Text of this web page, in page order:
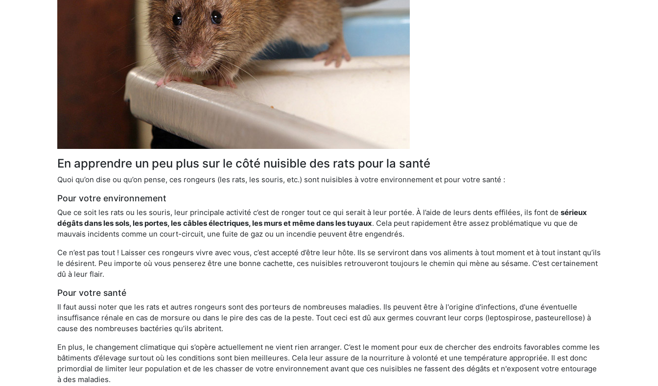
En apprendre un peu plus sur le côté nuisible des rats pour la santé
Quoi qu’on dise ou qu’on pense, ces rongeurs (les rats, les souris, etc.) sont nuisibles à votre environnement et pour votre santé :
Pour votre environnement
Que ce soit les rats ou les souris, leur principale activité c’est de ronger tout ce qui serait à leur portée. À l’aide de leurs dents effilées, ils font de sérieux
dégâts dans les sols, les portes, les câbles électriques, les murs et même dans les tuyaux. Cela peut rapidement être assez problématique vu que de
mauvais incidents comme un court-circuit, une fuite de gaz ou un incendie peuvent être engendrés.
Ce n’est pas tout ! Laisser ces rongeurs vivre avec vous, c’est accepté d’être leur hôte. Ils se serviront dans vos aliments à tout moment et à tout instant qu’ils
le désirent. Peu importe où vous penserez être une bonne cachette, ces nuisibles retrouveront toujours le chemin qui mène au sésame. C’est certainement
dû à leur flair.
Pour votre santé
Il faut aussi noter que les rats et autres rongeurs sont des porteurs de nombreuses maladies. Ils peuvent être à l'origine d'infections, d'une éventuelle
insuffisance rénale en cas de morsure ou dans le pire des cas de la peste. Tout ceci est dû aux germes couvrant leur corps (leptospirose, pasteurellose) à
cause des nombreuses bactéries qu’ils abritent.
En plus, le changement climatique qui s’opère actuellement ne vient rien arranger. C’est le moment pour eux de chercher des endroits favorables comme les
bâtiments d’élevage surtout où les conditions sont bien meilleures. Cela leur assure de la nourriture à volonté et une température appropriée. Il est donc
primordial de limiter leur population et de les chasser de votre environnement avant que ces nuisibles ne fassent des dégâts et n'exposent votre entourage
à des maladies.